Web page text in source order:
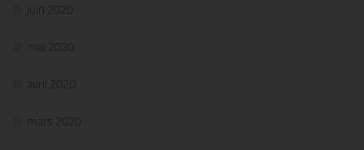
juin 2020
mai 2020
avril 2020
mars 2020